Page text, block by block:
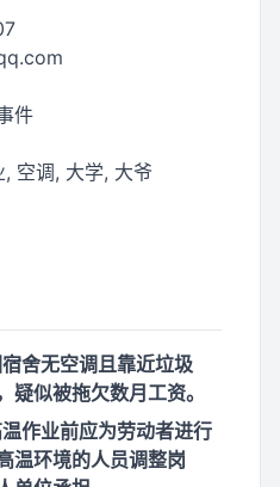
件
空调, 大学, 大爷
舍无空调且靠近垃圾
疑似被拖欠数月工资。
作业前应为劳动者进行
温环境的人员调整岗